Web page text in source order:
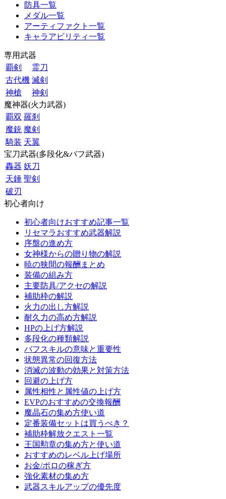
防具一覧
メダル一覧
アーティファクト一覧
キャラアビリティ一覧
専用武器
覇剣
霊刀
古代機 滅剣
神槍
神剣
魔神器(火力武器)
覇双 羅刹
魔銃 魔剣
騎装 天翼
宝刀武器(多段化&バフ武器)
轟器 妖刀
天錘 聖剣
破刃
初心者向け
初心者向けおすすめ記事一覧
リセマラおすすめ武器解説
序盤の進め方
女神様からの贈り物の解説
暁の狭間の報酬まとめ
装備の組み方
主要防具/アクセの解説
補助枠の解説
火力の出し方解説
耐久力の高め方解説
HPの上げ方解説
多段化の種類解説
バフスキルの意味と重要性
状態異常の回復方法
消滅の波動の効果と対策方法
回避の上げ方
属性相性と属性値の上げ方
EVPのおすすめの交換報酬
魔晶石の集め方使い道
定番装備セットは買うべき？
補助枠解放クエスト一覧
王国勲章の集め方と使い道
おすすめのレベル上げ場所
お金/ポロの稼ぎ方
強化素材の集め方
武器スキルアップの優先度